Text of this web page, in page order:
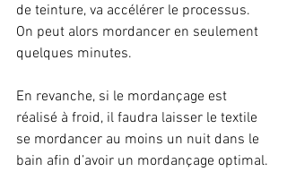
de teinture, va accélérer le processus.
On peut alors mordancer en seulement
quelques minutes.
En revanche, si le mordançage est
réalisé à froid, il faudra laisser le textile
se mordancer au moins un nuit dans le
bain afin d’avoir un mordançage optimal.